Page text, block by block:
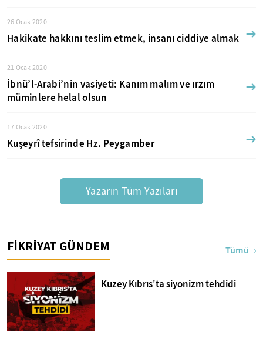
26 Ocak 2020
Hakikate hakkını teslim etmek, insanı ciddiye almak
21 Ocak 2020
İbnü’l-Arabi’nin vasiyeti: Kanım malım ve ırzım
müminlere helal olsun
17 Ocak 2020
Kuşeyrî tefsirinde Hz. Peygamber
Yazarın Tüm Yazıları
FİKRİYAT GÜNDEM Tümü
Kuzey Kıbrıs'ta siyonizm tehdidi